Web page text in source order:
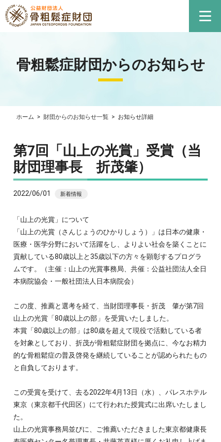
骨粗鬆症財団からのお知らせ
ホーム > 財団からのお知らせ一覧 > お知らせ詳細
第7回「山上の光賞」受賞（当
財団理事長 折茂肇）
2022/06/01 新着情報
「山上の光賞」について
「山上の光賞（さんじょうのひかりしょう）」は日本の健康・
医療・医学分野において活躍をし、よりよい社会を築くことに
貢献している80歳以上と35歳以下の方々を顕彰するプログラ
ムです。（主催：山上の光賞事務局、共催：公益社団法人全日
本病院協会・一般社団法人日本病院会）
この度、推薦と選考を経て、当財団理事長・折茂 肇が第7回
山上の光賞「80歳以上の部」を受賞いたしました。
本賞「80歳以上の部」は80歳を超えて現役で活動している者
を対象としており、折茂が骨粗鬆症財団を拠点に、今なお精力
的な骨粗鬆症の普及啓発を継続していることが認められたもの
と自負しております。
この受賞を受けて、去る2022年4月13日（水）、パレスホテル
東京（東京都千代田区）にて行われた授賞式に出席いたしまし
た。
山上の光賞事務局並びに、ご推薦いただきました東京都健康長